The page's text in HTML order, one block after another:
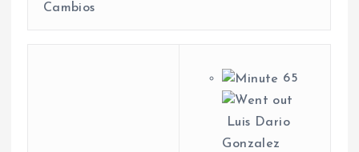
Cambios
65
Luis Dario
Gonzalez